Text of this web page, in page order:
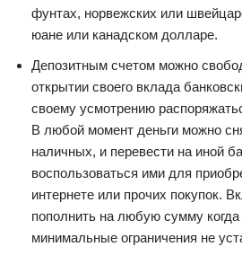
фунтах, норвежских или
юане или канадском долларе.
Депозитным счетом можно
открытии своего вклада
своему усмотрению
В любой момент деньги можно
наличных, и перевести на иной
воспользоваться ими для
интернете или прочих покупок.
пополнить на любую сумму когда
минимальные ограничения не